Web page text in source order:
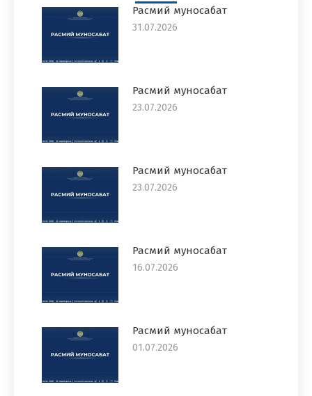
Расмий муносабат
31.07.2026
Расмий муносабат
23.07.2026
Расмий муносабат
23.07.2026
Расмий муносабат
16.07.2026
Расмий муносабат
01.07.2026